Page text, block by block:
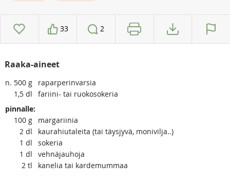
33 2
Raaka-aineet
n. 500 g
raparperinvarsia
1,5 dl
fariini- tai ruokosokeria
pinnalle:
100 g
margariinia
2 dl
kaurahiutaleita (tai täysjyvä, monivilja..)
1 dl
sokeria
1 dl
vehnäjauhoja
2 tl kanelia tai kardemummaa